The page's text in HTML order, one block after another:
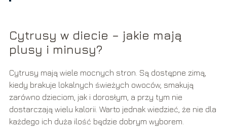
Cytrusy w diecie – jakie mają
plusy i minusy?
Cytrusy mają wiele mocnych stron. Są dostępne zimą,
kiedy brakuje lokalnych świeżych owoców, smakują
zarówno dzieciom, jak i dorosłym, a przy tym nie
dostarczają wielu kalorii. Warto jednak wiedzieć, że nie dla
każdego ich duża ilość będzie dobrym wyborem.